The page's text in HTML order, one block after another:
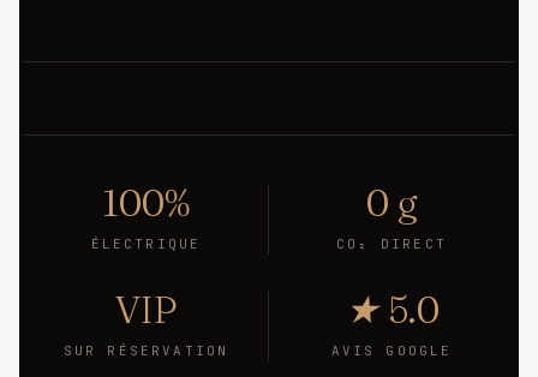
100%
ÉLECTRIQUE
0 g
CO₂ DIRECT
VIP
SUR RÉSERVATION
★ 5.0
AVIS GOOGLE